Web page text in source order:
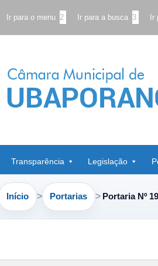
Ir para o menu 2 Ir para a busca 3
Transparência Legislação
Início Portarias Portaria Nº